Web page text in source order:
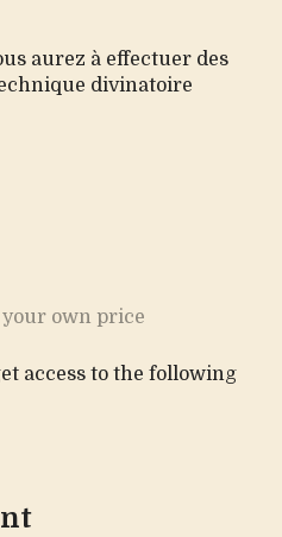
aurez à effectuer des
divinatoire
your own price
access to the following